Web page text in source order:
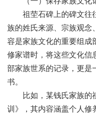
祖茔石碑上的碑文往
族的姓氏来源、宗族观念
容是家族文化的重要组成
修家谱时，将这些文化信
部家族世系的记录，更是
书。
比如，某钱氏家族的
训》，其内容涵盖个人修